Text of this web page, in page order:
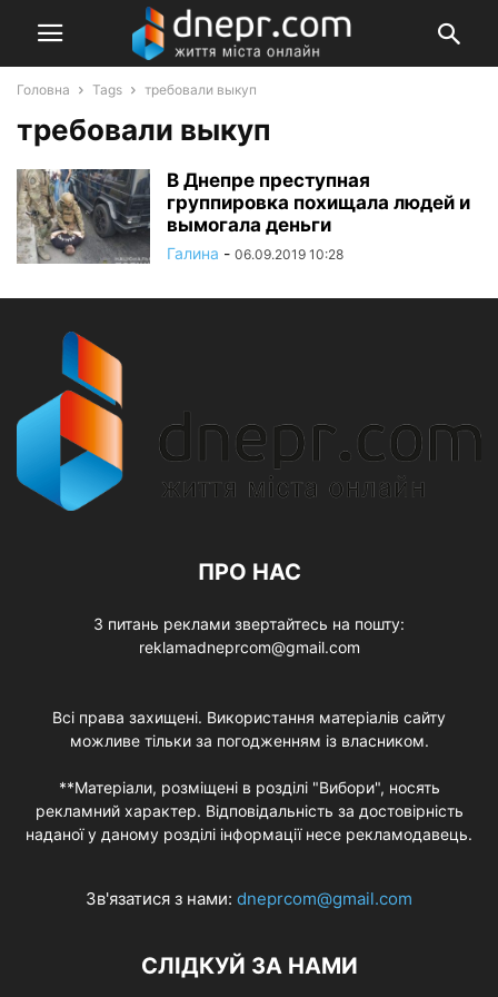
Головна Tags требовали выкуп
требовали выкуп
В Днепре преступная
группировка похищала людей и
вымогала деньги
Галина - 06.09.2019 10:28
ПРО НАС
З питань реклами звертайтесь на пошту:
reklamadneprcom@gmail.com
Всі права захищені. Використання матеріалів сайту
можливе тільки за погодженням із власником.
**Матеріали, розміщені в розділі "Вибори", носять
рекламний характер. Відповідальність за достовірність
наданої у даному розділі інформації несе рекламодавець.
Зв'язатися з нами: dneprcom@gmail.com
СЛІДКУЙ ЗА НАМИ